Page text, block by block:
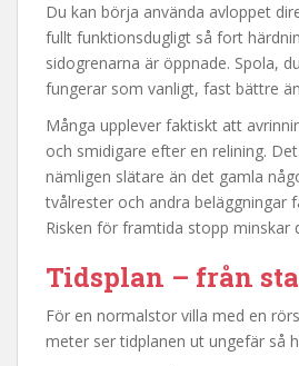
Du kan börja använda avloppet
fullt funktionsdugligt så fort
sidogrenarna är öppnade. Spola,
fungerar som vanligt, fast bättre
Många upplever faktiskt att
och smidigare efter en relining.
nämligen slätare än det gamla
tvålrester och andra beläggningar
Risken för framtida stopp minskar
Tidsplan – från
För en normalstor villa med en
meter ser tidplanen ut ungefär så